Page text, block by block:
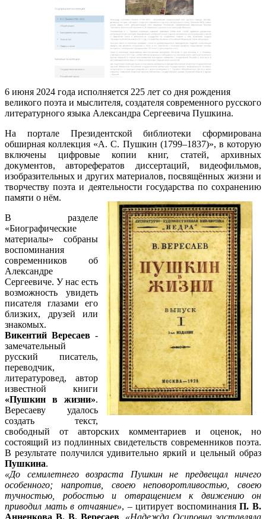
6 июня 2024 года исполняется 225 лет со дня рождения
великого поэта и мыслителя, создателя современного русского
литературного языка Александра Сергеевича Пушкина.
На портале Президентской библиотеки сформирована
обширная коллекция «А. С. Пушкин (1799–1837)», в которую
включены цифровые копии книг, статей, архивных
документов, авторефератов диссертаций, видеофильмов,
изобразительных и других материалов, посвящённых жизни и
творчеству поэта и деятельности государства по сохранению
памяти о нём.
В разделе
«Биографические
материалы» собраны
воспоминания
современников об
Александре
Сергеевиче. У нас есть
возможность увидеть
писателя глазами его
близких, друзей или
знакомых.
Викентий Вересаев -
замечательный
русский писатель,
переводчик,
литературовед, автор
известной книги
«Пушкин в жизни».
Вересаеву удалось
создать текст,
свободный от авторских комментариев и оценок, но
состоящий из подлинных свидетельств современников поэта.
В результате получился удивительно яркий и цельный образ
Пушкина.
«До семилетнего возраста Пушкин не предвещал ничего
особенного; напротив, своею неповоротливостью, своею
тучностью, робостью и отвращением к движению он
приводил мать в отчаяние», – цитирует воспоминанияП. В.
Анненкова В. В. Вересаев. «Надежда Осиповна заставляла